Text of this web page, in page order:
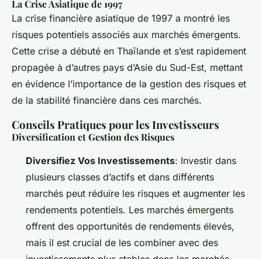
La Crise Asiatique de 1997
La crise financière asiatique de 1997 a montré les
risques potentiels associés aux marchés émergents.
Cette crise a débuté en Thaïlande et s’est rapidement
propagée à d’autres pays d’Asie du Sud-Est, mettant
en évidence l’importance de la gestion des risques et
de la stabilité financière dans ces marchés.
Conseils Pratiques pour les Investisseurs
Diversification et Gestion des Risques
Diversifiez Vos Investissements: Investir dans
plusieurs classes d’actifs et dans différents
marchés peut réduire les risques et augmenter les
rendements potentiels. Les marchés émergents
offrent des opportunités de rendements élevés,
mais il est crucial de les combiner avec des